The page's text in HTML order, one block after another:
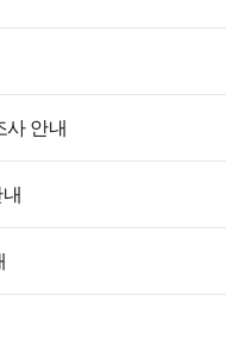
사 안내